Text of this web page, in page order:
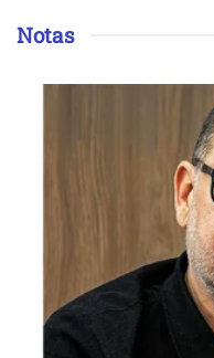
Notas